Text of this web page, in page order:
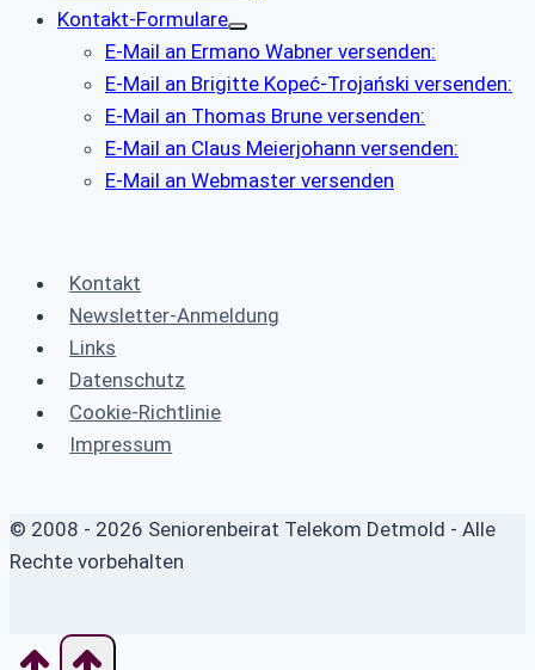
Kontakt-Formulare
E-Mail an Ermano Wabner versenden:
E-Mail an Brigitte Kopeć-Trojański versenden:
E-Mail an Thomas Brune versenden:
E-Mail an Claus Meierjohann versenden:
E-Mail an Webmaster versenden
Kontakt
Newsletter-Anmeldung
Links
Datenschutz
Cookie-Richtlinie
Impressum
© 2008 - 2026 Seniorenbeirat Telekom Detmold - Alle
Rechte vorbehalten